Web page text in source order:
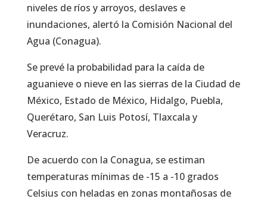
niveles de ríos y arroyos, deslaves e
inundaciones, alertó la Comisión Nacional del
Agua (Conagua).
Se prevé la probabilidad para la caída de
aguanieve o nieve en las sierras de la Ciudad de
México, Estado de México, Hidalgo, Puebla,
Querétaro, San Luis Potosí, Tlaxcala y
Veracruz.
De acuerdo con la Conagua, se estiman
temperaturas mínimas de -15 a -10 grados
Celsius con heladas en zonas montañosas de